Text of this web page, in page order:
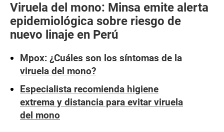
Viruela del mono: Minsa emite alerta
epidemiológica sobre riesgo de
nuevo linaje en Perú
Mpox: ¿Cuáles son los síntomas de la
viruela del mono?
Especialista recomienda higiene
extrema y distancia para evitar viruela
del mono